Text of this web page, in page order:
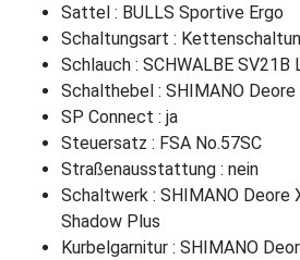
Sattel : BULLS Sportive Ergo
Schaltungsart :
Schlauch : SCHWALBE SV21B
Schalthebel : SHIMANO
SP Connect : ja
Steuersatz : FSA No.57SC
Straßenausstattung : nein
Schaltwerk : SHIMANO Deore
Shadow Plus
Kurbelgarnitur : SHIMANO